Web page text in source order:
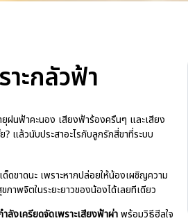
ะกลัวฟ้า
ฝนฟ้าคะนอง เสียงฟ้าร้องครืนๆ และเสียง
แล้วนับประสาอะไรกับลูกรักสี่ขาที่ระบบ
ขาดนะ เพราะหากปล่อยให้น้องเผชิญความ
าพจิตในระยะยาวของน้องได้เลยทีเดียว
งเครียดจัดเพราะเสียงฟ้าผ่าพร้อมวิธีฮีลใจ